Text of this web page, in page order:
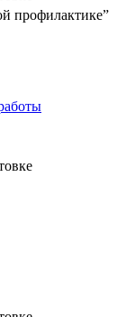
профилактике”